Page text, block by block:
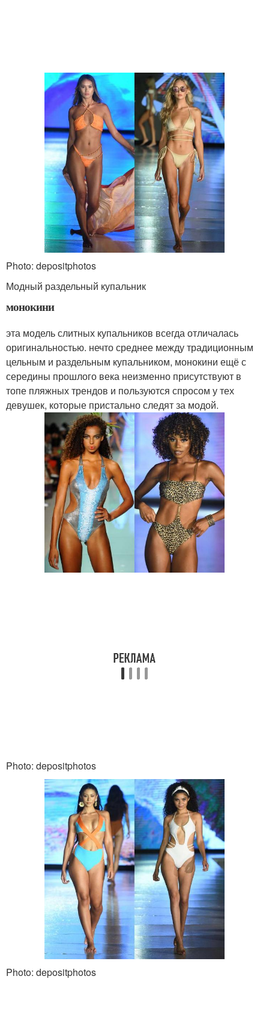
Photo: depositphotos
Модный раздельный купальник
монокини
эта модель слитных купальников всегда отличалась
оригинальностью. нечто среднее между традиционным
цельным и раздельным купальником, монокини ещё с
середины прошлого века неизменно присутствуют в
топе пляжных трендов и пользуются спросом у тех
девушек, которые пристально следят за модой.
Photo: depositphotos
Photo: depositphotos